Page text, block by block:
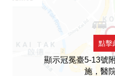
點擊
顯示冠冕臺5-13號
施，醫